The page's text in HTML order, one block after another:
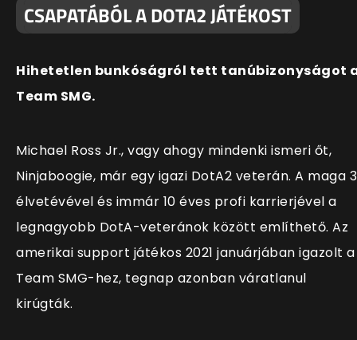
CSAPATÁBÓL A DOTA2 JÁTÉKOST
Hihetetlen bunkóságról tett tanúbizonyságot
Team SMG.
Michael Ross Jr., vagy ahogy mindenki ismeri őt,
Ninjaboogie, már egy igazi DotA2 veterán. A maga
élvetévével és immár 10 éves profi karrierjével a
legnagyobb DotA-veteránok között említhető. Az
amerikai support játékos 2021 januárjában igazolt a
Team SMG-hez, tegnap azonban váratlanul
kirúgták.